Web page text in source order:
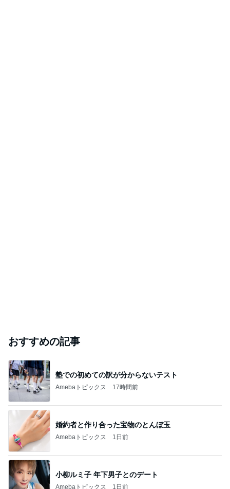
おすすめの記事
塾での初めての訳が分からないテスト
Amebaトピックス 17時間前
婚約者と作り合った宝物のとんぼ玉
Amebaトピックス 1日前
小柳ルミ子 年下男子とのデート
Amebaトピックス 1日前